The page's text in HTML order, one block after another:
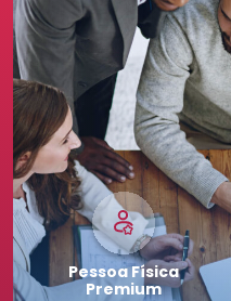
PessoaFísica
Premium